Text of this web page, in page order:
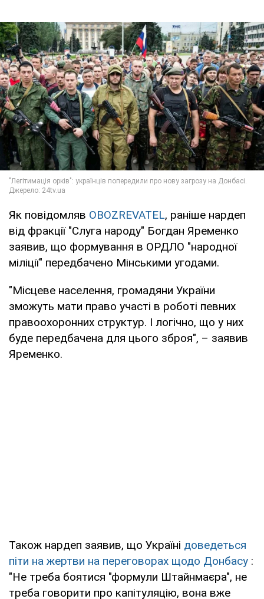
Як повідомляв OBOZREVATEL, раніше нардеп
від фракції "Слуга народу" Богдан Яременко
заявив, що формування в ОРДЛО "народної
міліції" передбачено Мінськими угодами.
"Місцеве населення, громадяни України
зможуть мати право участі в роботі певних
правоохоронних структур. І логічно, що у них
буде передбачена для цього зброя", – заявив
Яременко.
Також нардеп заявив, що Україні доведеться
піти на жертви на переговорах щодо Донбасу :
"Не треба боятися "формули Штайнмаєра", не
треба говорити про капітуляцію, вона вже